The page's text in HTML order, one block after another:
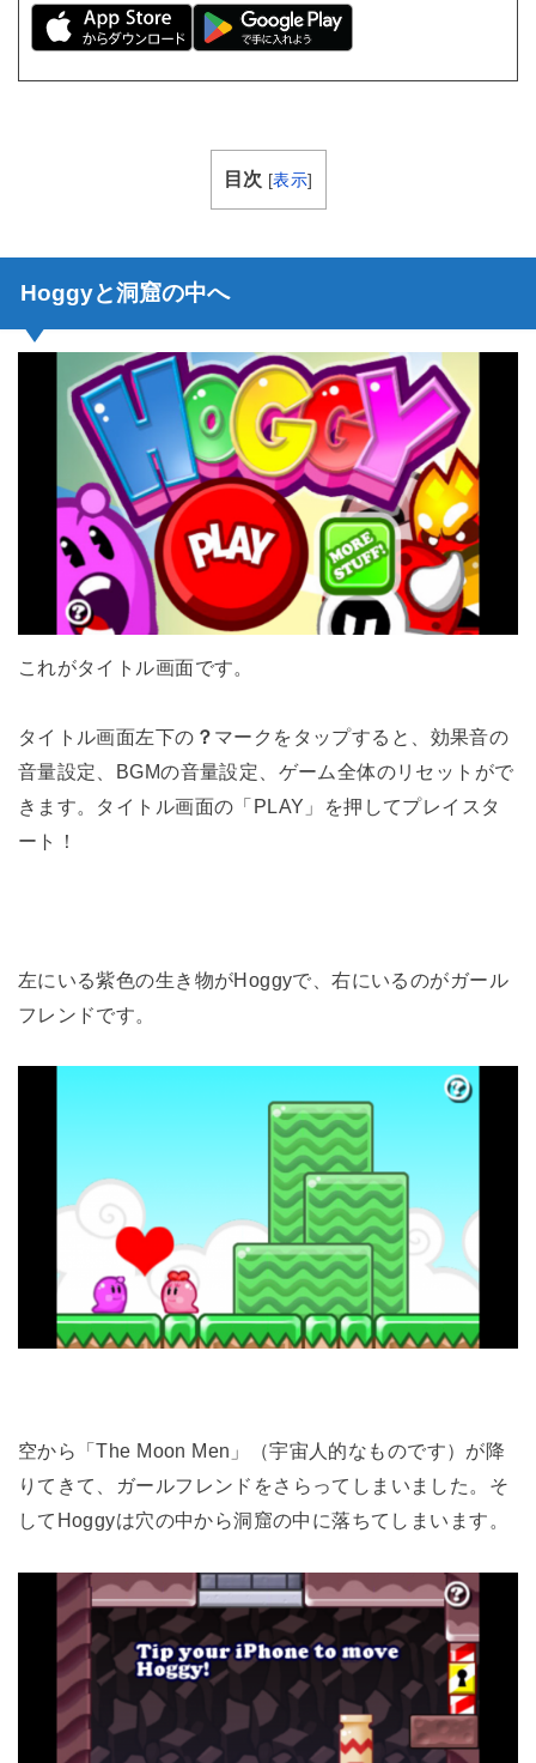
目次 [表示]
Hoggyと洞窟の中へ
これがタイトル画面です。
タイトル画面左下の ？ マークをタップすると、効果音の
音量設定、BGMの音量設定、ゲーム全体のリセットがで
きます。タイトル画面の「PLAY」を押してプレイスタ
ート！
左にいる紫色の生き物がHoggyで、右にいるのがガール
フレンドです。
空から「The Moon Men」（宇宙人的なものです）が降
りてきて、ガールフレンドをさらってしまいました。そ
してHoggyは穴の中から洞窟の中に落ちてしまいます。